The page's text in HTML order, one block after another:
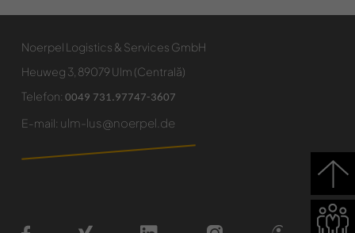
Noerpel Logistics & Services GmbH
Heuweg 3, 89079 Ulm (Centrală)
Telefon: 0049 731.97747-3607
E-mail: ulm-lus@noerpel.de